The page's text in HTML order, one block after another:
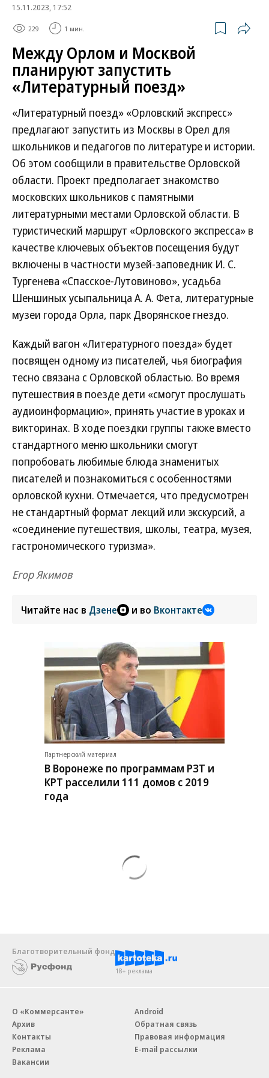
15.11.2023, 17:52
229 1 мин.
Между Орлом и Москвой
планируют запустить
«Литературный поезд»
«Литературный поезд» «Орловский экспресс»
предлагают запустить из Москвы в Орел для
школьников и педагогов по литературе и истории.
Об этом сообщили в правительстве Орловской
области. Проект предполагает знакомство
московских школьников с памятными
литературными местами Орловской области. В
туристический маршрут «Орловского экспресса» в
качестве ключевых объектов посещения будут
включены в частности музей-заповедник И. С.
Тургенева «Спасское-Лутовиново», усадьба
Шеншиных усыпальница А. А. Фета, литературные
музеи города Орла, парк Дворянское гнездо.
Каждый вагон «Литературного поезда» будет
посвящен одному из писателей, чья биография
тесно связана с Орловской областью. Во время
путешествия в поезде дети «смогут прослушать
аудиоинформацию», принять участие в уроках и
викторинах. В ходе поездки группы также вместо
стандартного меню школьники смогут
попробовать любимые блюда знаменитых
писателей и познакомиться с особенностями
орловской кухни. Отмечается, что предусмотрен
не стандартный формат лекций или экскурсий, а
«соединение путешествия, школы, театра, музея,
гастрономического туризма».
Егор Якимов
Читайте нас в Дзене и во Вконтакте
Партнерский материал
В Воронеже по программам РЗТ и
КРТ расселили 111 домов с 2019
года
Благотворительный фонд
18+ реклама
О «Коммерсанте»
Архив
Контакты
Реклама
Вакансии
Android
Обратная связь
Правовая информация
E-mail рассылки